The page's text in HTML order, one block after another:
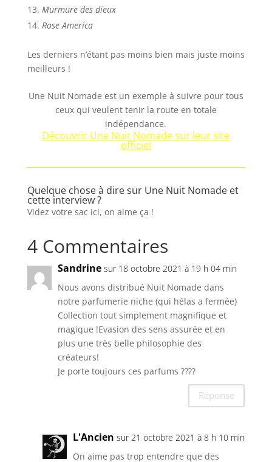
Murmure des dieux
Rose America
Les derniers n’étant pas moins bien mais juste moins
meilleurs !
Une Nuit Nomade est un exemple à suivre pour tous
ceux qui veulent tenir la route en totale
indépendance.
Découvrir Une Nuit Nomade sur leur site
officiel
Quelque chose à dire sur Une Nuit Nomade et
cette interview ?
Videz votre sac ici, on aime ça !
4 Commentaires
Sandrine sur 18 octobre 2021 à 19 h 04 min
Nous avons distribué Nuit Nomade dans
notre parfumerie niche (qui hélas a fermée)
Collection tout simplement magnifique et
magique !Evasion des sens assurée et en
plus une très belle philosophie des
créateurs!
Je porte toujours ces parfums ????
Réponse
L'Ancien sur 21 octobre 2021 à 8 h 10 min
On aime pas trop entendre que des